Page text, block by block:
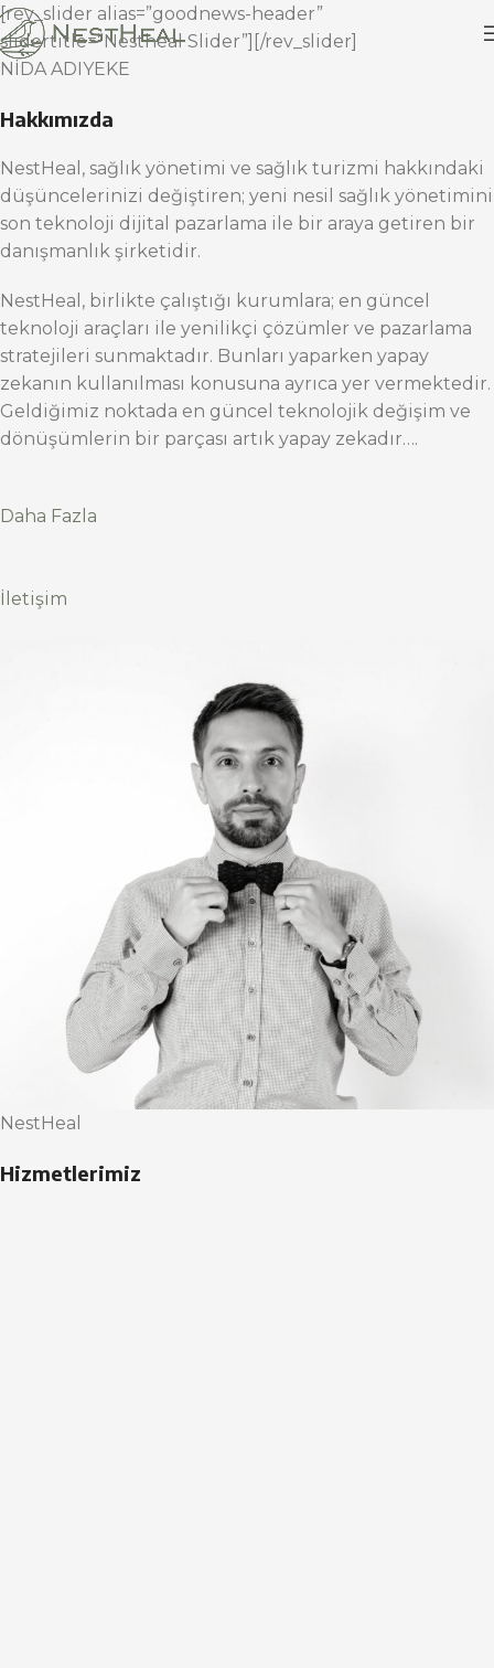
[rev_slider alias=”goodnews-header”
slidertitle=”Nestheal Slider”][/rev_slider]
NİDA ADIYEKE
Hakkımızda
NestHeal, sağlık yönetimi ve sağlık turizmi hakkındaki
düşüncelerinizi değiştiren; yeni nesil sağlık yönetimini
son teknoloji dijital pazarlama ile bir araya getiren bir
danışmanlık şirketidir.
NestHeal, birlikte çalıştığı kurumlara; en güncel
teknoloji araçları ile yenilikçi çözümler ve pazarlama
stratejileri sunmaktadır. Bunları yaparken yapay
zekanın kullanılması konusuna ayrıca yer vermektedir.
Geldiğimiz noktada en güncel teknolojik değişim ve
dönüşümlerin bir parçası artık yapay zekadır….
Daha Fazla
İletişim
NestHeal
Hizmetlerimiz